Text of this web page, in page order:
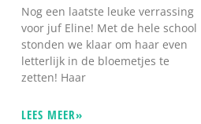
Nog een laatste leuke verrassing
voor juf Eline! Met de hele school
stonden we klaar om haar even
letterlijk in de bloemetjes te
zetten! Haar
LEES MEER»